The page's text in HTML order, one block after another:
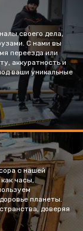
своего дела,
С нами вы
переезда или
аккуратность и
ваши уникальные
с нашей
часы,
планеты.
доверяя